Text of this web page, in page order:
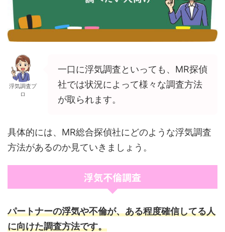
浮気調査プ
ロ
一口に浮気調査といっても、MR探偵
社では状況によって様々な調査方法
が取られます。
具体的には、MR総合探偵社にどのような浮気調査
方法があるのか見ていきましょう。
浮気不倫調査
パートナーの浮気や不倫が、ある程度確信してる人
に向けた調査方法です。